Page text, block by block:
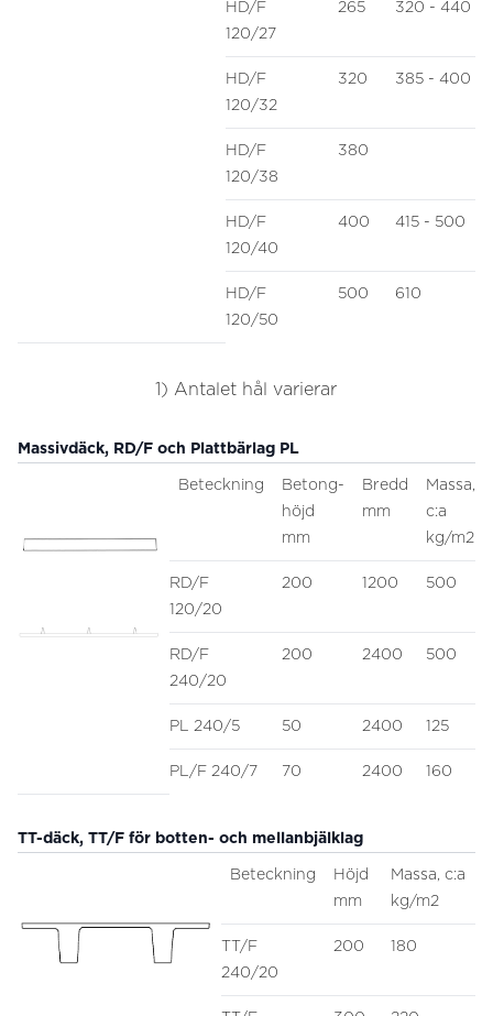
HD/F
120/27
265 320 - 440
HD/F
120/32
320 385 - 400
HD/F
120/38
380
HD/F
120/40
400 415 - 500
HD/F
120/50
500 610
1) Antalet hål varierar
Massivdäck, RD/F och Plattbärlag PL
Beteckning
Betong-
höjd
mm
Bredd
mm
Massa,
c:a
kg/m2
RD/F
120/20
200 1200 500
RD/F
240/20
200 2400 500
PL 240/5 50 2400 125
PL/F 240/7 70 2400 160
TT-däck, TT/F för botten- och mellanbjälklag
Beteckning
Höjd
mm
Massa, c:a
kg/m2
TT/F
240/20
200 180